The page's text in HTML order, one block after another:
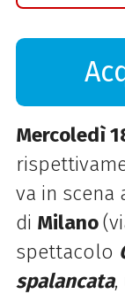
Mercoledì
va in scena
di Milano
spettacolo
spalancata,